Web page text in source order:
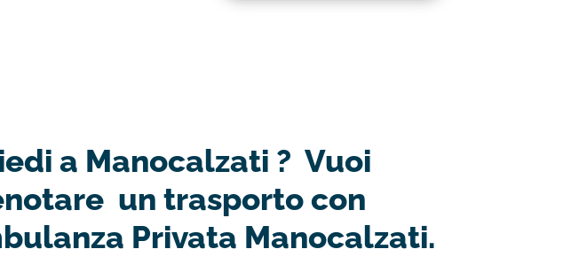
a Manocalzati ? Vuoi
un trasporto con
Privata Manocalzati.